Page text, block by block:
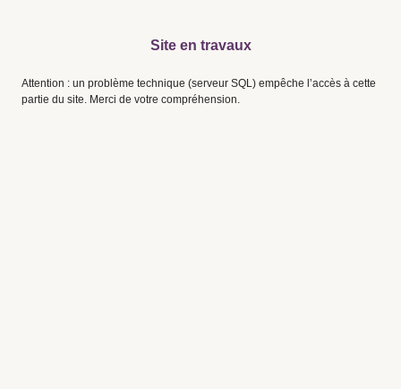
Site en travaux
Attention : un problème technique (serveur SQL) empêche l’accès à cette
partie du site. Merci de votre compréhension.